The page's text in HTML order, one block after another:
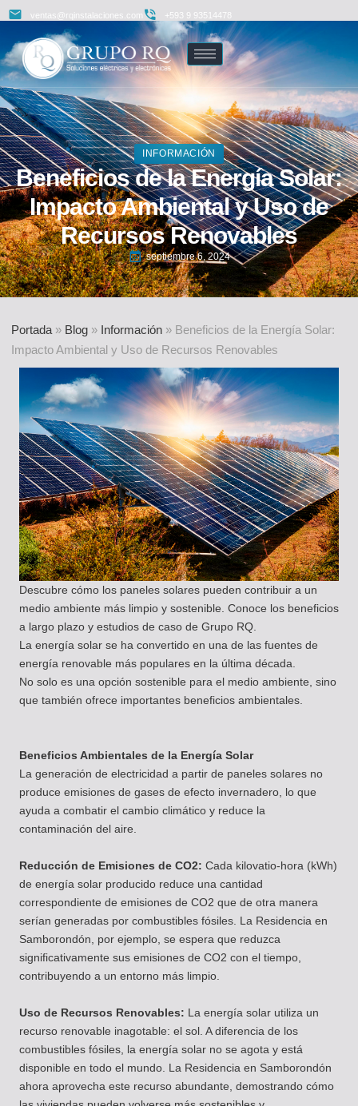
ventas@rqinstalaciones.com +593 9 93514478
INFORMACIÓN
Beneficios de la Energía Solar:
Impacto Ambiental y Uso de
Recursos Renovables
septiembre 6, 2024
Portada » Blog » Información » Beneficios de la Energía Solar:
Impacto Ambiental y Uso de Recursos Renovables
Descubre cómo los paneles solares pueden contribuir a un
medio ambiente más limpio y sostenible. Conoce los beneficios
a largo plazo y estudios de caso de Grupo RQ.
La energía solar se ha convertido en una de las fuentes de
energía renovable más populares en la última década.
No solo es una opción sostenible para el medio ambiente, sino
que también ofrece importantes beneficios ambientales.
Beneficios Ambientales de la Energía Solar
La generación de electricidad a partir de paneles solares no
produce emisiones de gases de efecto invernadero, lo que
ayuda a combatir el cambio climático y reduce la
contaminación del aire.
Reducción de Emisiones de CO2: Cada kilovatio-hora (kWh)
de energía solar producido reduce una cantidad
correspondiente de emisiones de CO2 que de otra manera
serían generadas por combustibles fósiles. La Residencia en
Samborondón, por ejemplo, se espera que reduzca
significativamente sus emisiones de CO2 con el tiempo,
contribuyendo a un entorno más limpio.
Uso de Recursos Renovables: La energía solar utiliza un
recurso renovable inagotable: el sol. A diferencia de los
combustibles fósiles, la energía solar no se agota y está
disponible en todo el mundo. La Residencia en Samborondón
ahora aprovecha este recurso abundante, demostrando cómo